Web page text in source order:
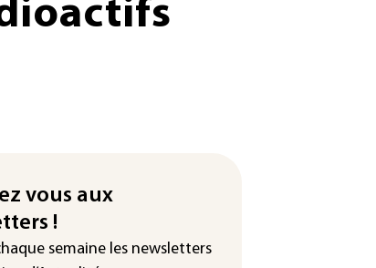
vous aux
!
semaine les newsletters